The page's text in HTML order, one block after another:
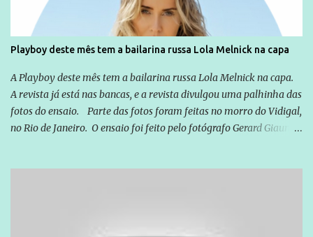
forma consistente a riqueza do conhecimento... Exemplo: o
cidadão brasileiro não precisa só ser informado sobre operações
da Lava Jato, Reformas que podem retirar ou não direitos, ou
quem vai ser preso ou não; é preciso levar até as pessoas, do mais
simples ao mais burguês, o que diz a nossa Constituição, quais são
seus direitos e deveres em ...
Playboy deste mês tem a bailarina russa Lola Melnick na capa
A Playboy deste mês tem a bailarina russa Lola Melnick na capa.
A revista já está nas bancas, e a revista divulgou uma palhinha das
fotos do ensaio. Parte das fotos foram feitas no morro do Vidigal,
no Rio de Janeiro. O ensaio foi feito pelo fotógrafo Gerard Giaume